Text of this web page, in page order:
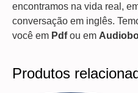
encontramos na vida real,
conversação em inglês.
você em Pdfou em
Produtos